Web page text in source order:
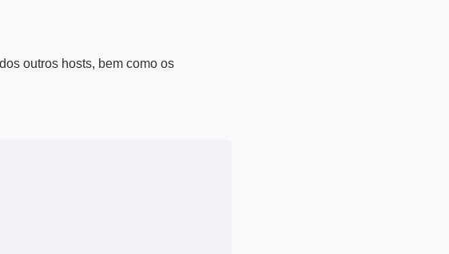
outros hosts, bem como os